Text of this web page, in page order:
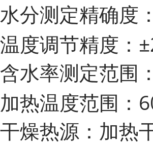
水分测定精确度
温度调节精度：
含水率测定范围
加热温度范围
干燥热源：加热